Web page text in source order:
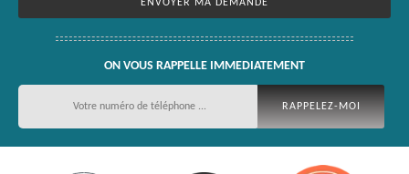
ON VOUS RAPPELLE IMMEDIATEMENT